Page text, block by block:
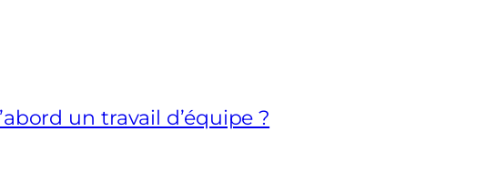
un travail d’équipe ?